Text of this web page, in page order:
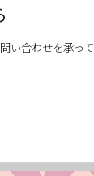
い合わせを承って